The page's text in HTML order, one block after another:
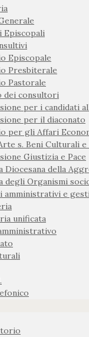
Episcopali
Episcopale
Presbiterale
Pastorale
dei consultori
per i candidati
per il diaconato
per gli Affari
s. Beni Culturali
Giustizia e Pace
Diocesana della
degli Organismi
amministrativi e
unificata